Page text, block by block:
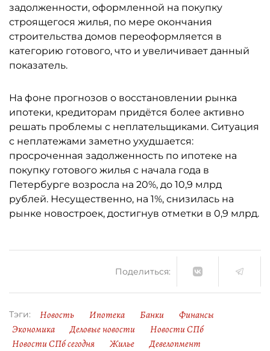
задолженности, оформленной на покупку
строящегося жилья, по мере окончания
строительства домов переоформляется в
категорию готового, что и увеличивает данный
показатель.
На фоне прогнозов о восстановлении рынка
ипотеки, кредиторам придётся более активно
решать проблемы с неплательщиками. Ситуация
с неплатежами заметно ухудшается:
просроченная задолженность по ипотеке на
покупку готового жилья с начала года в
Петербурге возросла на 20%, до 10,9 млрд
рублей. Несущественно, на 1%, снизилась на
рынке новостроек, достигнув отметки в 0,9 млрд.
Поделиться:
Тэги: Новость Ипотека Банки
Финансы
Экономика
Деловые новости
Новости СПб
Новости СПб сегодня
Жилье Девелопмент